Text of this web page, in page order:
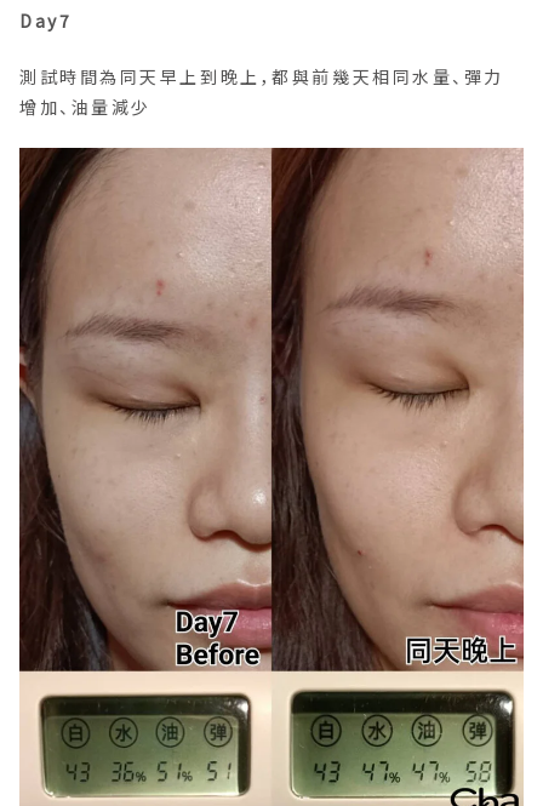
Day7
測試時間為同天早上到晚上，都與前幾天相同水量、彈力
增加、油量減少